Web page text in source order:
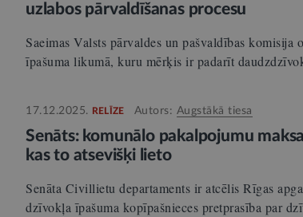
uzlabos pārvaldīšanas procesu
Saeimas Valsts pārvaldes un pašvaldības
īpašuma likumā, kuru mērķis ir padarīt
17.12.2025. RELĪZE Autors: Augstākā tiesa
Senāts: komunālo pakalpojumu
kas to atsevišķi lieto
Senāta Civillietu departaments ir atcēlis Rīgas
dzīvokļa īpašuma kopīpašnieces pretprasība par